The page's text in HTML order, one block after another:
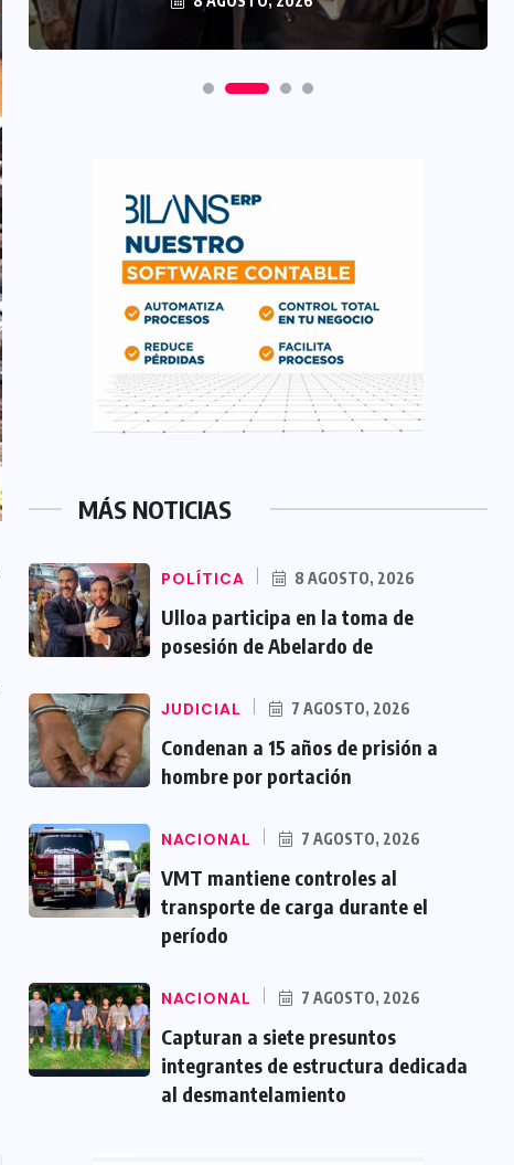
MÁS NOTICIAS
POLÍTICA 8 AGOSTO, 2026
Ulloa participa en la toma de
posesión de Abelardo de
JUDICIAL 7 AGOSTO, 2026
Condenan a 15 años de prisión a
hombre por portación
NACIONAL 7 AGOSTO, 2026
VMT mantiene controles al
transporte de carga durante el
período
NACIONAL 7 AGOSTO, 2026
Capturan a siete presuntos
integrantes de estructura dedicada
al desmantelamiento